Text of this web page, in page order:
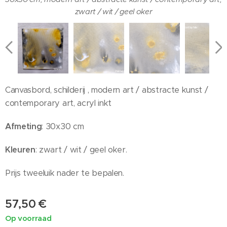
zwart / wit / geel oker
Canvasbord, schilderij, acrylverf acrylinkt handgemaakt,
30x30 cm, modern art / abstracte kunst / contemporary art,
zwart / wit / geel oker
Canvasbord, schilderij , modern art / abstracte kunst /
contemporary art, acryl inkt
Afmeting: 30x30 cm
Kleuren: zwart / wit / geel oker.
Prijs tweeluik nader te bepalen.
57,50 €
Op voorraad